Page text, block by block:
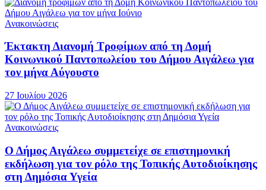
Ανακοινώσεις
Έκτακτη Διανομή Τροφίμων από τη Δομή
Κοινωνικού Παντοπωλείου του Δήμου Αιγάλεω για
τον μήνα Αύγουστο
27 Ιουλίου 2026
Ανακοινώσεις
Ο Δήμος Αιγάλεω συμμετείχε σε επιστημονική
εκδήλωση για τον ρόλο της Τοπικής Αυτοδιοίκησης
στη Δημόσια Υγεία